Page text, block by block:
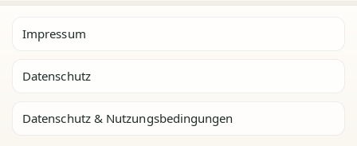
Impressum
Datenschutz
Datenschutz & Nutzungsbedingungen